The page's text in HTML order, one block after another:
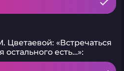
Цветаевой: «Встречаться
есть…»: